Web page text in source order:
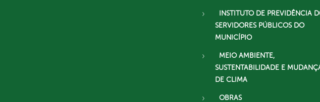
INSTITUTO DE PREVIDÊNCIA
SERVIDORES PÚBLICOS DO
MUNICÍPIO
MEIO AMBIENTE,
SUSTENTABILIDADE E
DE CLIMA
OBRAS